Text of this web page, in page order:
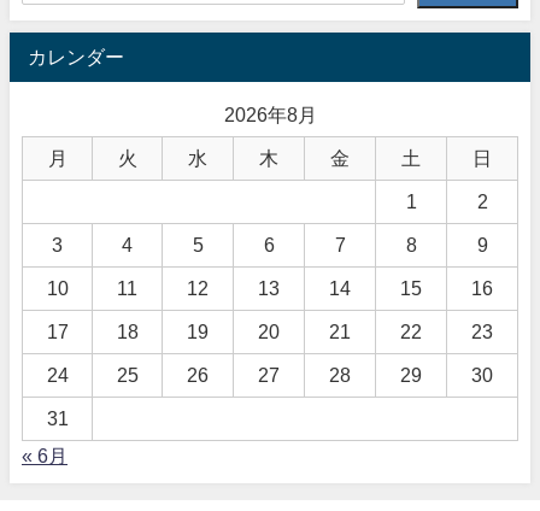
カレンダー
2026年8月
月 火 水 木 金 土 日
1 2
3 4 5 6 7 8 9
10 11 12 13 14 15 16
17 18 19 20 21 22 23
24 25 26 27 28 29 30
31
« 6月